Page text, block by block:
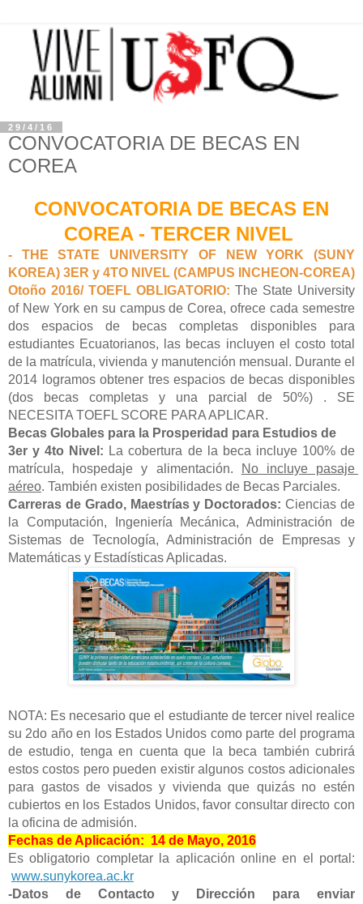
29/4/16
CONVOCATORIA DE BECAS EN
COREA
CONVOCATORIA DE BECAS EN
COREA - TERCER NIVEL
- THE STATE UNIVERSITY OF NEW YORK (SUNY
KOREA) 3ER y 4TO NIVEL (CAMPUS INCHEON-COREA)
Otoño 2016/ TOEFL OBLIGATORIO: The State University
of New York en su campus de Corea, ofrece cada semestre
dos espacios de becas completas disponibles para
estudiantes Ecuatorianos, las becas incluyen el costo total
de la matrícula, vivienda y manutención mensual. Durante el
2014 logramos obtener tres espacios de becas disponibles
(dos becas completas y una parcial de 50%) . SE
NECESITA TOEFL SCORE PARA APLICAR.
Becas Globales para la Prosperidad para Estudios de
3er y 4to Nivel: La cobertura de la beca incluye 100% de
matrícula, hospedaje y alimentación.
No incluye pasaje
aéreo. También existen posibilidades de Becas Parciales.
Carreras de Grado, Maestrías y Doctorados: Ciencias de
la Computación, Ingeniería Mecánica, Administración de
Sistemas de Tecnología, Administración de Empresas y
Matemáticas y Estadísticas Aplicadas.
NOTA: Es necesario que el estudiante de tercer nivel realice
su 2do año en los Estados Unidos como parte del programa
de estudio, tenga en cuenta que la beca también cubrirá
estos costos pero pueden existir algunos costos adicionales
para gastos de visados y vivienda que quizás no estén
cubiertos en los Estados Unidos, favor consultar directo con
la oficina de admisión.
Fechas de Aplicación:  14 de Mayo, 2016
Es obligatorio completar la aplicación online en el portal:
www.sunykorea.ac.kr
-Datos de Contacto y Dirección para enviar